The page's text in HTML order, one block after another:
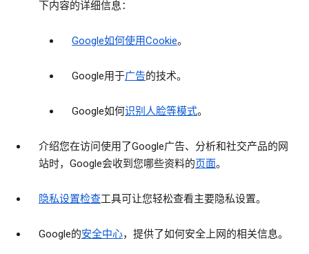
下内容的详细信息：
Google如何使用Cookie。
Google用于广告的技术。
Google如何识别人脸等模式。
介绍您在访问使用了Google广告、分析和社交产品的网
站时，Google会收到您哪些资料的页面。
隐私设置检查工具可让您轻松查看主要隐私设置。
Google的安全中心，提供了如何安全上网的相关信息。